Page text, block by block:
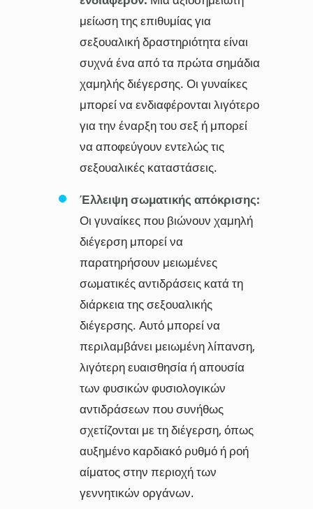
μείωση της επιθυμίας για
σεξουαλική δραστηριότητα είναι
συχνά ένα από τα πρώτα σημάδια
χαμηλής διέγερσης. Οι γυναίκες
μπορεί να ενδιαφέρονται λιγότερο
για την έναρξη του σεξ ή μπορεί
να αποφεύγουν εντελώς τις
σεξουαλικές καταστάσεις.
Έλλειψη σωματικής απόκρισης:
Οι γυναίκες που βιώνουν χαμηλή
διέγερση μπορεί να
παρατηρήσουν μειωμένες
σωματικές αντιδράσεις κατά τη
διάρκεια της σεξουαλικής
διέγερσης. Αυτό μπορεί να
περιλαμβάνει μειωμένη λίπανση,
λιγότερη ευαισθησία ή απουσία
των φυσικών φυσιολογικών
αντιδράσεων που συνήθως
σχετίζονται με τη διέγερση, όπως
αυξημένο καρδιακό ρυθμό ή ροή
αίματος στην περιοχή των
γεννητικών οργάνων.